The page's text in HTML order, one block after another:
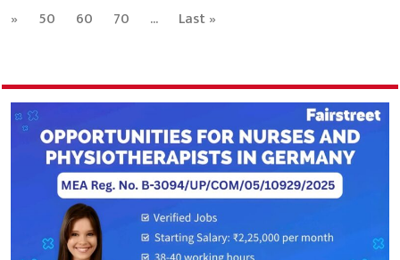
»
50 60 70 ... Last »